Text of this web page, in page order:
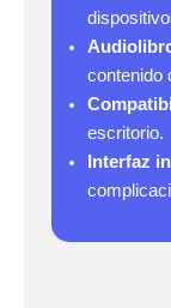
contenido
escritorio.
Interfaz